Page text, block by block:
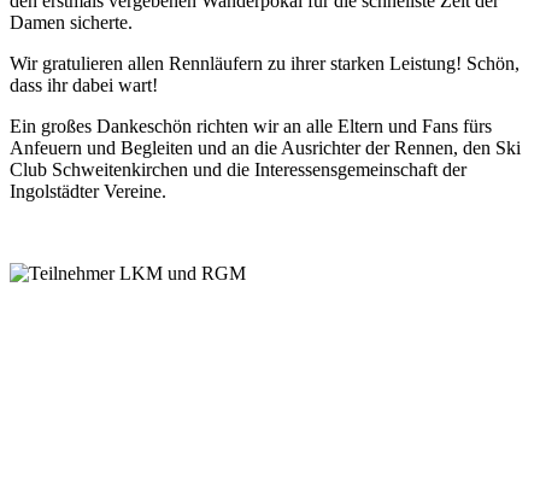
Damen sicherte.
Wir gratulieren allen Rennläufern zu ihrer starken Leistung! Schön,
dass ihr dabei wart!
Ein großes Dankeschön richten wir an alle Eltern und Fans fürs
Anfeuern und Begleiten und an die Ausrichter der Rennen, den Ski
Club Schweitenkirchen und die Interessensgemeinschaft der
Ingolstädter Vereine.